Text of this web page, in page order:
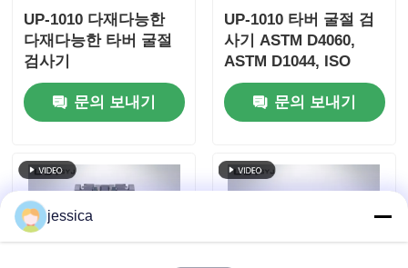
UP-1010 다재다능한
다재다능한 타버 굴절
검사기
문의 보내기
UP-1010 타버 굴절 검
사기 ASTM D4060,
ASTM D1044, ISO
5470 및 JIS K7204에
적합하며 조정 가능한
부하 250g, 500g,
전 속도
문의 보내기
jessica